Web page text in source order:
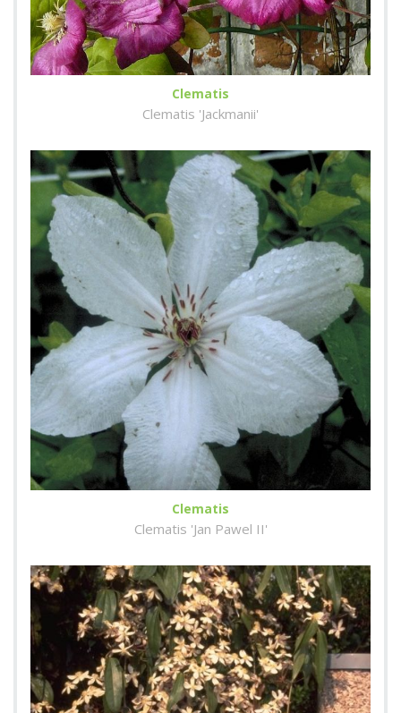
Clematis
Clematis 'Jackmanii'
Clematis
Clematis 'Jan Pawel II'